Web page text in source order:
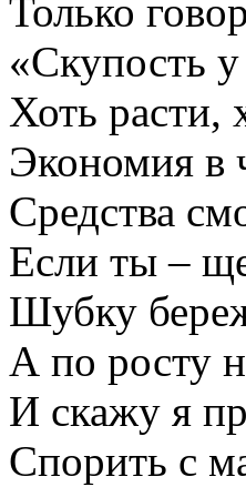
Только
«Скупость
Хоть расти,
Экономия в
Средства
Если ты –
Шубку
А по росту
И скажу я
Спорить с